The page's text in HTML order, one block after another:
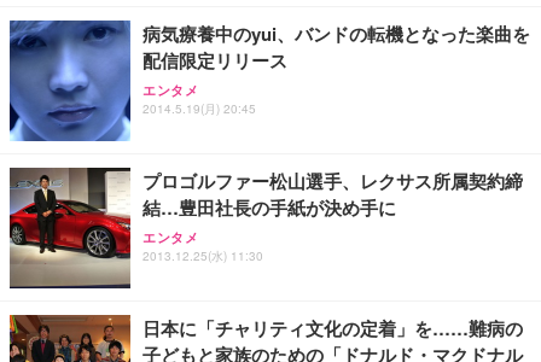
病気療養中のyui、バンドの転機となった楽曲を
配信限定リリース
エンタメ
2014.5.19(月) 20:45
プロゴルファー松山選手、レクサス所属契約締
結…豊田社長の手紙が決め手に
エンタメ
2013.12.25(水) 11:30
日本に「チャリティ文化の定着」を……難病の
子どもと家族のための「ドナルド・マクドナル